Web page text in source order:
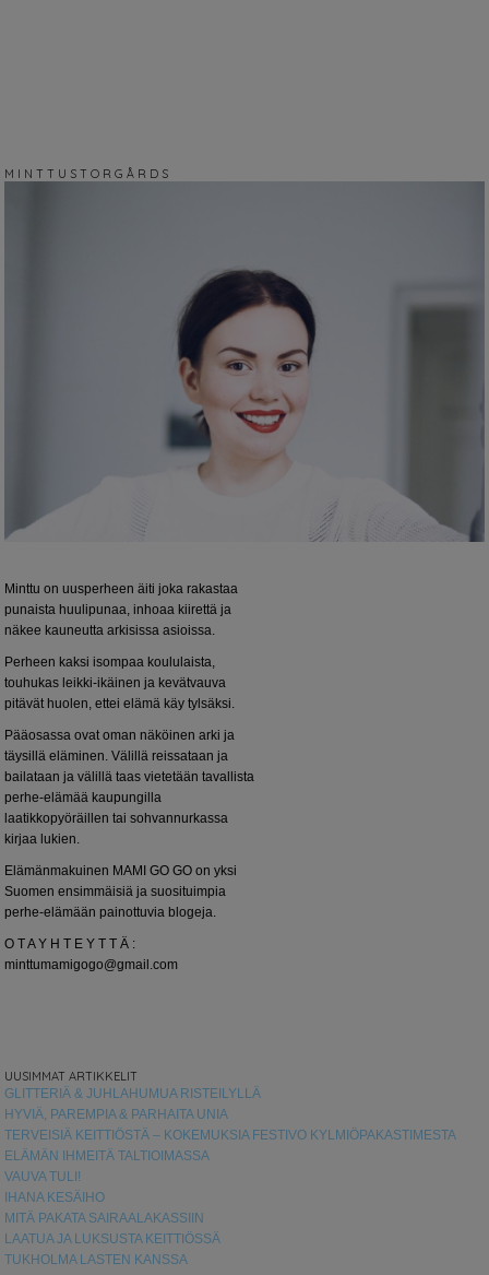
M I N T T U S T O R G Å R D S
Minttu on uusperheen äiti joka rakastaa
punaista huulipunaa, inhoaa kiirettä ja
näkee kauneutta arkisissa asioissa.
Perheen kaksi isompaa koululaista,
touhukas leikki-ikäinen ja kevätvauva
pitävät huolen, ettei elämä käy tylsäksi.
Pääosassa ovat oman näköinen arki ja
täysillä eläminen. Välillä reissataan ja
bailataan ja välillä taas vietetään tavallista
perhe-elämää kaupungilla
laatikkopyöräillen tai sohvannurkassa
kirjaa lukien.
Elämänmakuinen MAMI GO GO on yksi
Suomen ensimmäisiä ja suosituimpia
perhe-elämään painottuvia blogeja.
O T A Y H T E Y T T Ä :
minttumamigogo@gmail.com
UUSIMMAT ARTIKKELIT
GLITTERIÄ & JUHLAHUMUA RISTEILYLLÄ
HYVIÄ, PAREMPIA & PARHAITA UNIA
TERVEISIÄ KEITTIÖSTÄ – KOKEMUKSIA FESTIVO KYLMIÖPAKASTIMESTA
ELÄMÄN IHMEITÄ TALTIOIMASSA
VAUVA TULI!
IHANA KESÄIHO
MITÄ PAKATA SAIRAALAKASSIIN
LAATUA JA LUKSUSTA KEITTIÖSSÄ
TUKHOLMA LASTEN KANSSA